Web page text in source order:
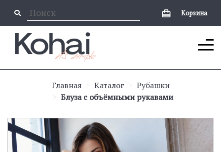
Корзина
Главная Каталог
Рубашки
Блуза с объёмными рукавами